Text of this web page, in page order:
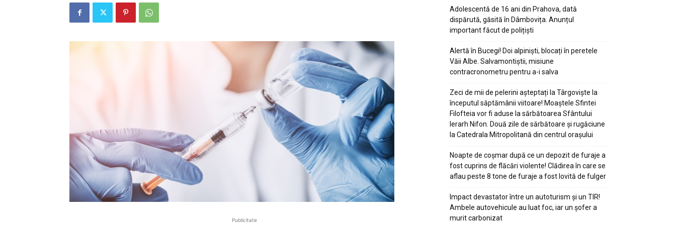
Publicitate
Adolescentă de 16 ani din Prahova, dată
dispărută, găsită în Dâmbovița. Anunțul
important făcut de polițiști
Alertă în Bucegi! Doi alpiniști, blocați în peretele
Văii Albe. Salvamontiștii, misiune
contracronometru pentru a-i salva
Zeci de mii de pelerini așteptați la Târgoviște la
începutul săptămânii viitoare! Moaștele Sfintei
Filofteia vor fi aduse la sărbătoarea Sfântului
Ierarh Nifon. Două zile de sărbătoare și rugăciune
la Catedrala Mitropolitană din centrul orașului
Noapte de coșmar după ce un depozit de furaje a
fost cuprins de flăcări violente! Clădirea în care se
aflau peste 8 tone de furaje a fost lovită de fulger
Impact devastator între un autoturism și un TIR!
Ambele autovehicule au luat foc, iar un șofer a
murit carbonizat